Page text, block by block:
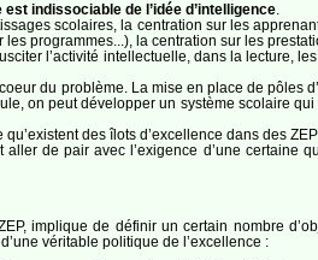
est indissociable de l’idée d’intelligence.
scolaires, la centration sur les
programmes...), la centration sur les
l’activité intellectuelle, dans la lecture,
du problème. La mise en place de
on peut développer un système scolaire
des îlots d’excellence dans des
de pair avec l’exigence d’une
implique de définir un certain nombre
véritable politique de l’excellence :